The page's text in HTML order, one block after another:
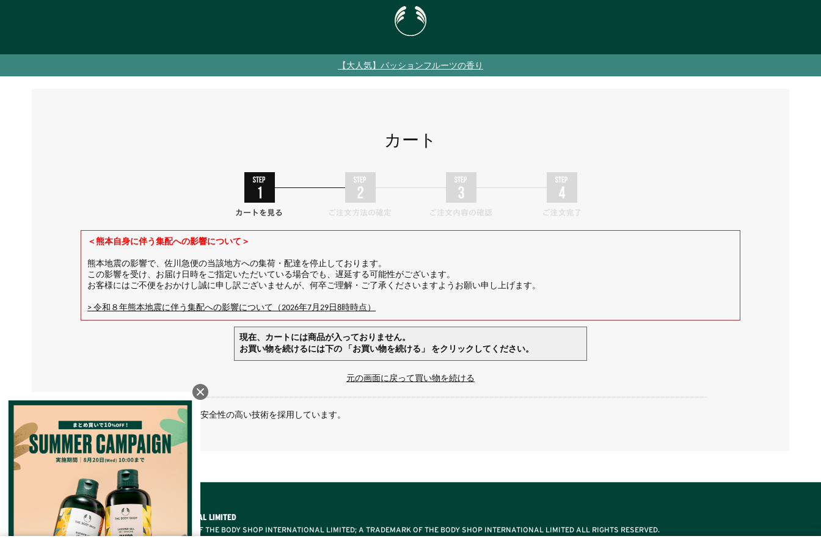
【大人気】パッションフルーツの香り
カート
＜熊本自身に伴う集配への影響について＞
熊本地震の影響で、佐川急便の当該地方への集荷・配達を停止しております。
この影響を受け、お届け日時をご指定いただいている場合でも、遅延する可能性がございます。
お客様にはご不便をおかけし誠に申し訳ございませんが、何卒ご理解・ご了承くださいますようお願い申し上げます。
> 令和８年熊本地震に伴う集配への影響について（2026年7月29日8時時点）
現在、カートには商品が入っておりません。
お買い物を続けるには下の 「お買い物を続ける」 をクリックしてください。
元の画面に戻って買い物を続ける
お客様個人情報の送受信には、安全性の高い技術を採用しています。
© THE BODY SHOP INTERNATIONAL LIMITED
® A REGISTERED TRADEMARK OF THE BODY SHOP INTERNATIONAL LIMITED; A TRADEMARK OF THE BODY SHOP INTERNATIONAL LIMITED ALL RIGHTS RESERVED.